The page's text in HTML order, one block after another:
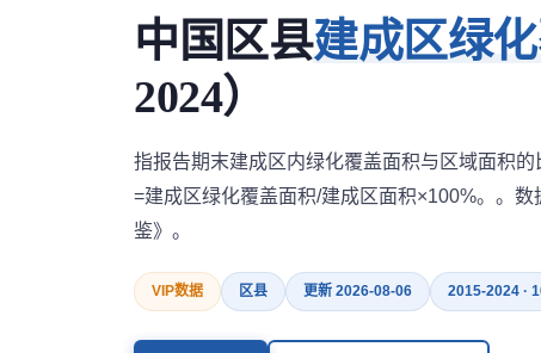
中国区县建成区绿
2024）
指报告期末建成区内绿化覆盖面积与区域面积
=建成区绿化覆盖面积/建成区面积×100%。。
鉴》。
VIP数据 区县 更新 2026-08-06 2015-2024 ·